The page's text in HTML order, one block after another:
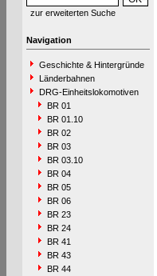
zur erweiterten Suche
Navigation
Geschichte & Hintergründe
Länderbahnen
DRG-Einheitslokomotiven
BR 01
BR 01.10
BR 02
BR 03
BR 03.10
BR 04
BR 05
BR 06
BR 23
BR 24
BR 41
BR 43
BR 44